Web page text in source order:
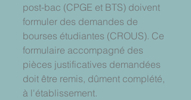
post-bac (CPGE et BTS) doivent
formuler des demandes de
bourses étudiantes (CROUS). Ce
formulaire accompagné des
pièces justificatives demandées
doit être remis, dûment complété,
à l'établissement.